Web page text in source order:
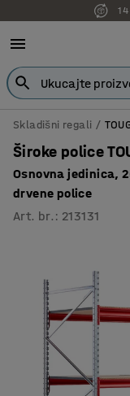
Skladišni regali
Široke police
Osnovna jedinica,
drvene police
Art. br. : 213131